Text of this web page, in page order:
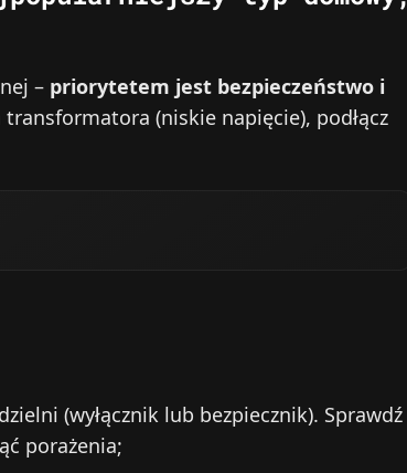
– priorytetem jest bezpieczeństwo i
(niskie napięcie), podłącz
(wyłącznik lub bezpiecznik). Sprawdź
porażenia;